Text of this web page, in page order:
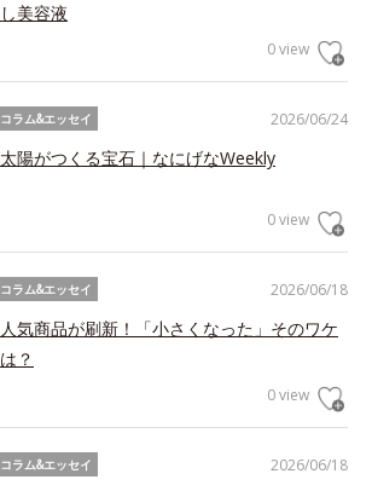
し美容液
0 view
2026/06/24
コラム&エッセイ
太陽がつくる宝石｜なにげなWeekly
0 view
2026/06/18
コラム&エッセイ
人気商品が刷新！「小さくなった」そのワケ
は？
0 view
2026/06/18
コラム&エッセイ